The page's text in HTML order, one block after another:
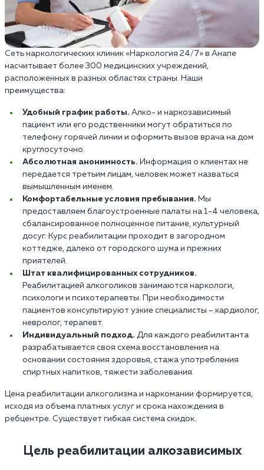
Сеть наркологических клиник «Наркология 24/7» в Анапе
насчитывает более 300 медицинских учреждений,
расположенных в разных областях страны. Наши
преимущества:
Удобный график работы. Алко- и наркозависимый
пациент или его родственники могут обратиться по
телефону горячей линии и оформить вызов врача на дом
круглосуточно.
Абсолютная анонимность. Информация о клиентах не
передается третьим лицам, человек может назваться
вымышленным именем.
Комфортабельные условия пребывания. Мы
предоставляем благоустроенные палаты на 1-4 человека,
сбалансированное полноценное питание, культурный
досуг. Курс реабилитации проходит в загородном
коттедже, далеко от городского шума и прежних
приятелей.
Штат квалифицированных сотрудников.
Реабилитацией алкоголиков занимаются наркологи,
психологи и психотерапевты. При необходимости
пациентов консультируют узкие специалисты – кардиолог,
невролог, терапевт.
Индивидуальный подход. Для каждого реабилитанта
разрабатывается своя схема восстановления на
основании состояния здоровья, стажа употребления
спиртных напитков, тяжести заболевания.
Цена реабилитации алкоголизма и наркомании формируется,
исходя из объема платных услуг и срока нахождения в
ребцентре. Существует гибкая система скидок.
Цель реабилитации алкозависимых